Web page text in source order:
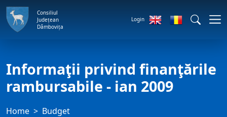
Consiliul
Județean
Dâmbovița
Login
Informaţii privind finanţările
rambursabile - ian 2009
Home
Budget